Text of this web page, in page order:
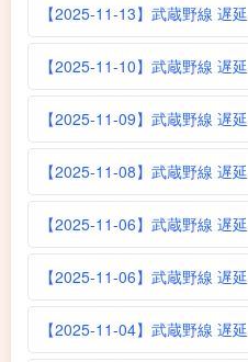
【2025-11-13】武蔵野線 遅延
【2025-11-10】武蔵野線 遅延
【2025-11-09】武蔵野線 遅延
【2025-11-08】武蔵野線 遅延
【2025-11-06】武蔵野線 遅延
【2025-11-06】武蔵野線 遅延
【2025-11-04】武蔵野線 遅延